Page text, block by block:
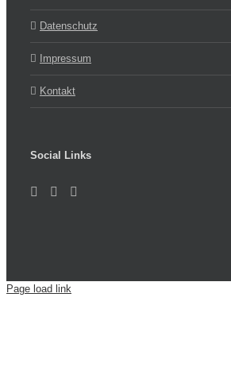
Datenschutz
Impressum
Kontakt
Social Links
Page load link